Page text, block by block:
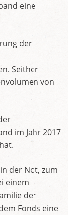
eine
der
Seither
von
im Jahr 2017
der Not, zum
einem
der
Fonds eine